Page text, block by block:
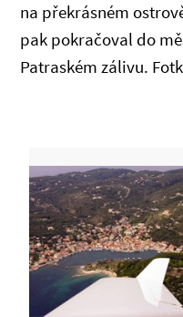
na překrásném
pak pokračoval do
Patraském zálivu.